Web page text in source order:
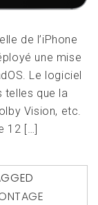
de l’iPhone
une mise
Le logiciel
telles que la
Vision, etc.
12 […]